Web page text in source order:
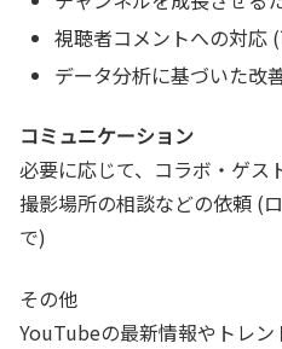
視聴者コメントへの対応
データ分析に基づいた改
コミュニケーション
必要に応じて、コラボ・ゲス
撮影場所の相談などの依頼 (
で)
その他
YouTubeの最新情報やトレン